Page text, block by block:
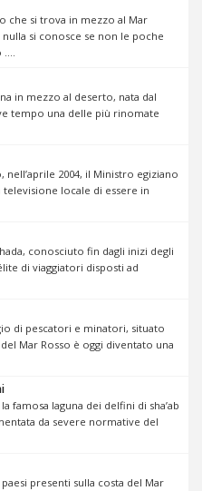
che si trova in mezzo al Mar
si conosce se non le poche
in mezzo al deserto, nata dal
tempo una delle più rinomate
2004, il Ministro egiziano
televisione locale di essere in
conosciuto fin dagli inizi degli
di viaggiatori disposti ad
di pescatori e minatori, situato
Mar Rosso è oggi diventato una
famosa laguna dei delfini di sha’ab
da severe normative del
presenti sulla costa del Mar